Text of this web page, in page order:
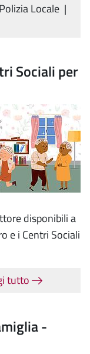
Polizia Locale |
Sociali per
disponibili a
e i Centri Sociali
tutto
-